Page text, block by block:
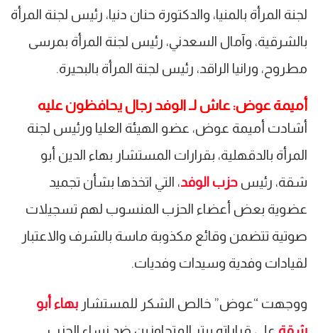
لجنة المرأة بالمنيا، والدكتورة حنان دنيا، رئيس لجنة المرأة
بالشرقية، وآمال السعدني، رئيس لجنة المرأة بمرسى
مطروح، ورانيا الراقد، رئيس لجنة المرأة بالبحيرة.
أميمة عوض: عاش لـ الوفد رجال يحافظون عليه
أشادت أميمة عوض، عضو الهيئة العليا ورئيس لجنة
المرأة بالدقهلية، بقرارات المستشار بهاء الدين أبو
شقة، رئيس حزب الوفد، التي اتخذها بشأن تجميد
عضوية بعض أعضاء الحزب المنسوب لهم تسجيلات
صوتية تتضمن وقائع مكذوبة ماسة بالشرف والاعتبار
لقيادات وفدية وسيدات وفديات.
ووجهت “عوض” خالص الشكر للمستشار بهاء أبو